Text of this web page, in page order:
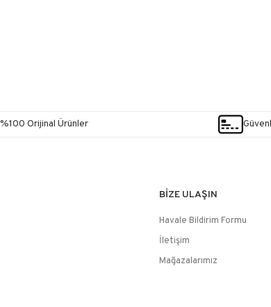
%100 Orijinal Ürünler
BİZE ULAŞIN
Havale Bildirim Formu
İletişim
Mağazalarımız